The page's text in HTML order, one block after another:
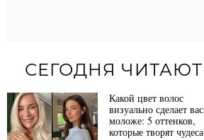
СЕГОДНЯ ЧИТАЮТ
Какой цвет волос
визуально сделает вас
моложе: 5 оттенков,
которые творят чудеса